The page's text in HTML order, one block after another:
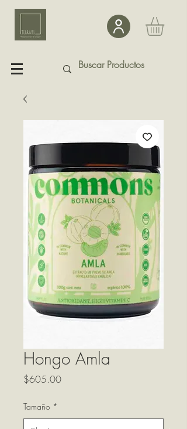
Hongo Amla
$605.00Precio
Tamaño *